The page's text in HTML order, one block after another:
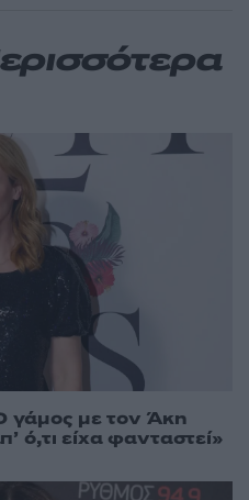
με τον Άκη
ό,τι είχα φανταστεί»